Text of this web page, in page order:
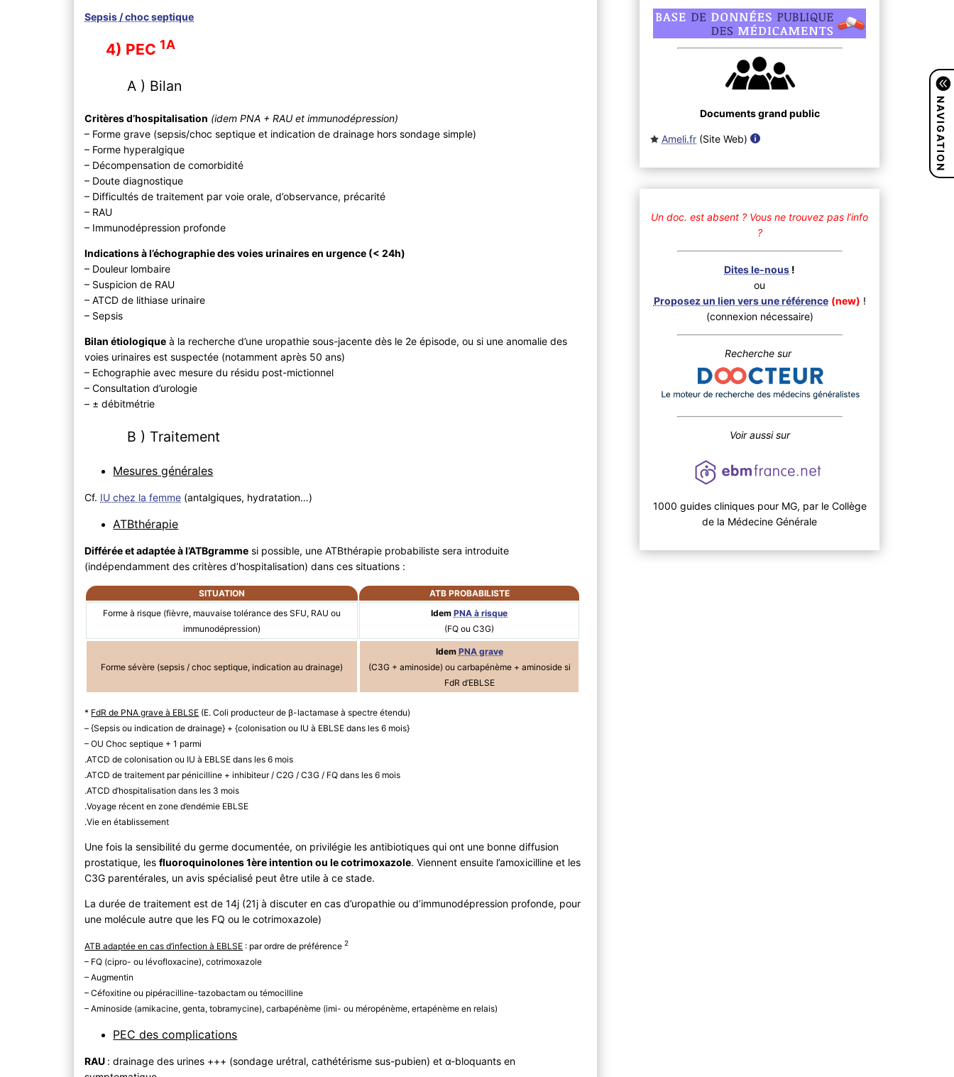
Sepsis / choc septique
4) PEC 1A
A ) Bilan
Critères d’hospitalisation (idem PNA + RAU et immunodépression)
– Forme grave (sepsis/choc septique et indication de drainage hors sondage simple)
– Forme hyperalgique
– Décompensation de comorbidité
– Doute diagnostique
– Difficultés de traitement par voie orale, d’observance, précarité
– RAU
– Immunodépression profonde
Indications à l’échographie des voies urinaires en urgence (< 24h)
– Douleur lombaire
– Suspicion de RAU
– ATCD de lithiase urinaire
– Sepsis
Bilan étiologique à la recherche d’une uropathie sous-jacente dès le 2e épisode, ou si une anomalie des
voies urinaires est suspectée (notamment après 50 ans)
– Echographie avec mesure du résidu post-mictionnel
– Consultation d’urologie
– ± débitmétrie
B ) Traitement
Mesures générales
Cf. IU chez la femme (antalgiques, hydratation…)
ATBthérapie
Différée et adaptée à l’ATBgramme si possible, une ATBthérapie probabiliste sera introduite
(indépendamment des critères d’hospitalisation) dans ces situations :
SITUATION
ATB PROBABILISTE
Forme à risque (fièvre, mauvaise tolérance des SFU, RAU ou
immunodépression)
IdemPNA à risque
(FQ ou C3G)
Forme sévère (sepsis / choc septique, indication au drainage)
Idem PNA grave
(C3G + aminoside) ou carbapénème + aminoside si
FdR d’EBLSE
* FdR de PNA grave à EBLSE (E. Coli producteur de β-lactamase à spectre étendu)
– {Sepsis ou indication de drainage} + {colonisation ou IU à EBLSE dans les 6 mois}
– OU Choc septique + 1 parmi
.ATCD de colonisation ou IU à EBLSE dans les 6 mois
.ATCD de traitement par pénicilline + inhibiteur / C2G / C3G / FQ dans les 6 mois
.ATCD d’hospitalisation dans les 3 mois
.Voyage récent en zone d’endémie EBLSE
.Vie en établissement
Une fois la sensibilité du germe documentée, on privilégie les antibiotiques qui ont une bonne diffusion
prostatique, lesfluoroquinolones 1ère intention ou le cotrimoxazole. Viennent ensuite l’amoxicilline et les
C3G parentérales, un avis spécialisé peut être utile à ce stade.
La durée de traitement est de 14j (21j à discuter en cas d’uropathie ou d’immunodépression profonde, pour
une molécule autre que les FQ ou le cotrimoxazole)
ATB adaptée en cas d’infection à EBLSE : par ordre de préférence 2
– FQ (cipro- ou lévofloxacine), cotrimoxazole
– Augmentin
– Céfoxitine ou pipéracilline-tazobactam ou témocilline
– Aminoside (amikacine, genta, tobramycine), carbapénème (imi- ou méropénème, ertapénème en relais)
PEC des complications
RAU : drainage des urines +++ (sondage urétral, cathétérisme sus-pubien) et α-bloquants en
Documents grand public
Ameli.fr (Site Web)
Un doc. est absent ? Vous ne trouvez pas l’info
?
Dites le-nous !
ou
Proposez un lien vers une référence (new) !
(connexion nécessaire)
Recherche sur
Voir aussi sur
1000 guides cliniques pour MG, par le Collège
de la Médecine Générale
NAVIGATION